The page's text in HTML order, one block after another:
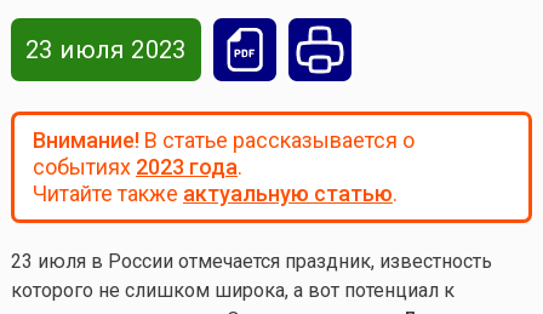
23 июля 2023
Внимание!В статье рассказывается о
событиях 2023 года.
Читайте также актуальную статью.
23 июля в России отмечается праздник, известность
которого не слишком широка, а вот потенциал к